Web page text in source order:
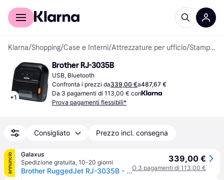
Per il tuo shopping
Klarna/Shopping/Case e Interni/Attrezzature per ufficio/ Stampanti per Ricevute
+1
Brother RJ-3035B
USB, Bluetooth
Confronta i prezzi da339,00 €a487,67 €
Da 3 pagamenti di 113,00 € con
Prova pagamenti flessibili*
Consigliato Prezzo incl. consegna
annuncio
Galaxus
Spedizione gratuita, 10-20 giorni
Brother RuggedJet RJ-3035B - Stampante per ricevute - termica diretta - rotolo (7,9 cm) (Bluetooth, NFC, USB 2.0), Stampante scontrini, Nero
339,00 €
O 3 pagamenti di 113,00 €